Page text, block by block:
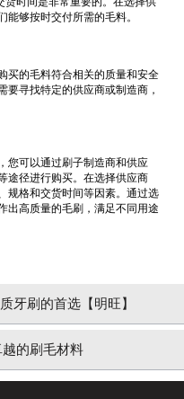
够按时交付所需的毛料。
买的毛料符合相关的质量和安全
要寻找特定的供应商或制造商，
您可以通过刷子制造商和供应
途径进行购买。在选择供应商
规格和交货时间等因素。通过选
出高质量的毛刷，满足不同用途
牙刷的首选【明旺】
的刷毛材料